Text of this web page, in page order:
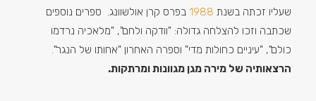
שעליו זכתה בשנת 1988 בפרס קרן אולשוונג. ספרים נוספים
שכתבה וזכו להצלחה גדולה: "וודקה ולחם", "מלאכיה נרדמו
כולם", "עיניים כחולות מדי" וספרה האחרון "אחותו של הנגר".
הרצאותיה של מירה מגן מגוונות ומרתקות.